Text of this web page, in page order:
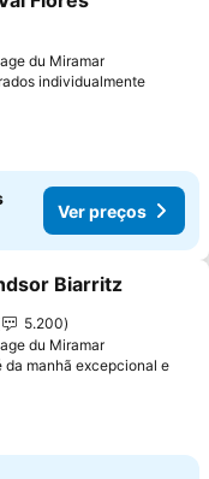
aos favoritos
du Miramar
individualmente
Ver preços
aos favoritos
Biarritz
5.200
du Miramar
da manhã excepcional e